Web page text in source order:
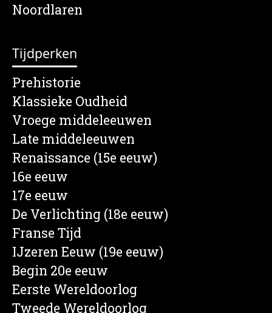
Noordlaren
Tijdperken
Prehistorie
Klassieke Oudheid
Vroege middeleeuwen
Late middeleeuwen
Renaissance (15e eeuw)
16e eeuw
17e eeuw
De Verlichting (18e eeuw)
Franse Tijd
IJzeren Eeuw (19e eeuw)
Begin 20e eeuw
Eerste Wereldoorlog
Tweede Wereldoorlog